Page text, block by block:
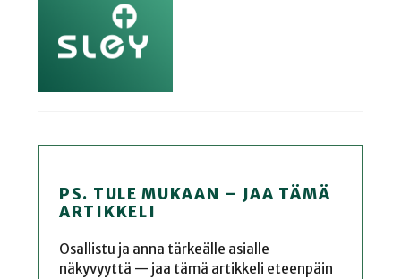
PS. TULE MUKAAN – JAA TÄMÄ
ARTIKKELI
Osallistu ja anna tärkeälle asialle
näkyvyyttä — jaa tämä artikkeli eteenpäin